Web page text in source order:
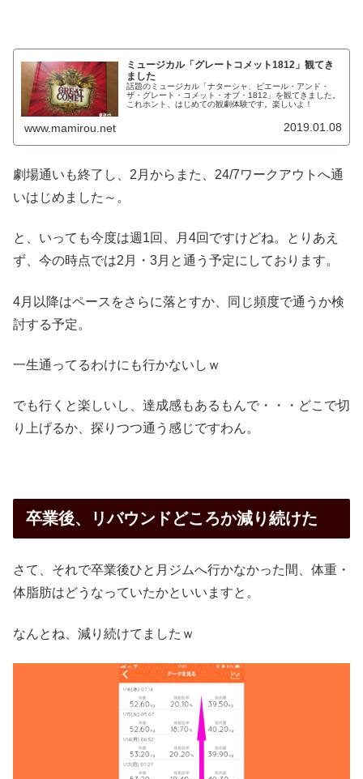
ミュージカル「グレートコメット1812」観てき
ました
話題のミュージカル「ナターシャ、ピエール・アンド・
ザ・グレート・コメット・オブ・1812」を観てきました。
これホント、はじめての観劇体験です。楽しいよ！
www.mamirou.net 2019.01.08
劇場通いも終了し、2月からまた、24/7ワークアウトへ通
いはじめました～。
と、いっても今度は週1回、月4回ですけどね。とりあえ
ず、今の時点では2月・3月と通う予定にしております。
4月以降はペースをさらに落とすか、同じ頻度で通うか検
討する予定。
一生通ってるわけにも行かないしｗ
でも行くと楽しいし、達成感もあるもんで・・・どこで切
り上げるか、探りつつ通う感じですわん。
卒業後、リバウンドどころか減り続けた
さて、それで卒業後ひと月ジムへ行かなかった間、体重・
体脂肪はどうなっていたかといいますと。
なんとね、減り続けてましたｗ